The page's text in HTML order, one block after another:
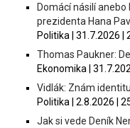
Domácí násilí
prezidenta Hana
Politika | 31.7.2026 |
Thomas Paukner:
Ekonomika |
Vidlák: Znám
Politika | 2.8.2026 |
Jak si vede Deník